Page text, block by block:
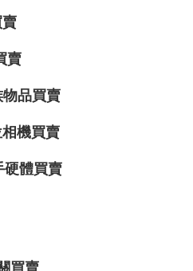
賣
品買賣
機買賣
硬體買賣
買賣